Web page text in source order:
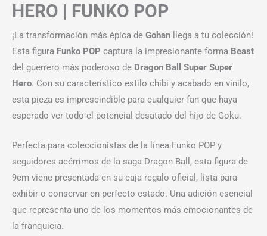
HERO | FUNKO POP
¡La transformación más épica de Gohan llega a tu colección!
Esta figura Funko POP captura la impresionante forma Beast
del guerrero más poderoso de Dragon Ball Super Super
Hero. Con su característico estilo chibi y acabado en vinilo,
esta pieza es imprescindible para cualquier fan que haya
esperado ver todo el potencial desatado del hijo de Goku.
Perfecta para coleccionistas de la línea Funko POP y
seguidores acérrimos de la saga Dragon Ball, esta figura de
9cm viene presentada en su caja regalo oficial, lista para
exhibir o conservar en perfecto estado. Una adición esencial
que representa uno de los momentos más emocionantes de
la franquicia.